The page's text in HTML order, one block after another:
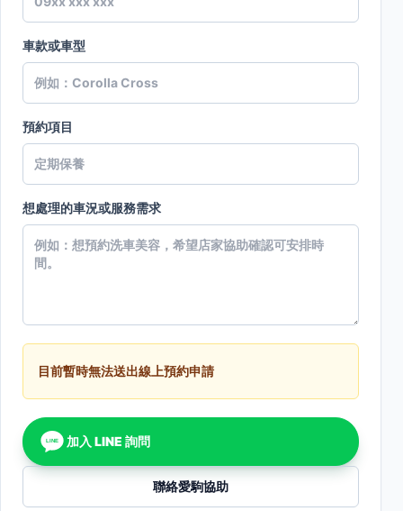
車款或車型
預約項目
想處理的車況或服務需求
目前暫時無法送出線上預約申請
LINE 加入 LINE 詢問
聯絡愛駒協助